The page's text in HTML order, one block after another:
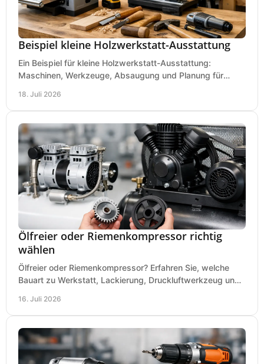
Beispiel kleine Holzwerkstatt-Ausstattung
Ein Beispiel für kleine Holzwerkstatt-Ausstattung:
Maschinen, Werkzeuge, Absaugung und Planung für
18. Juli 2026
Ölfreier oder Riemenkompressor richtig
wählen
Ölfreier oder Riemenkompressor? Erfahren Sie, welche
Bauart zu Werkstatt, Lackierung, Druckluftwerkzeug und
16. Juli 2026